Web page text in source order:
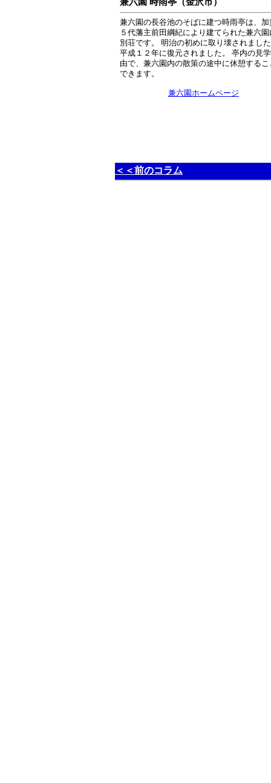
兼六園の長谷池のそばに建つ時雨亭は、加
５代藩主前田綱紀により建てられた兼六園
別荘です。 明治の初めに取り壊されまし
平成１２年に復元されました。 亭内の見
由で、兼六園内の散策の途中に休憩するこ
できます。
兼六園ホームページ
＜＜前のコラム